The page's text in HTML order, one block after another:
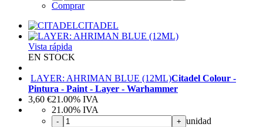
Comprar
CITADEL
Vista rápida
EN STOCK
LAYER: AHRIMAN BLUE (12ML)Citadel Colour -
Pintura - Paint - Layer - Warhammer
3,60 €21.00% IVA
21.00% IVA
- + unidad